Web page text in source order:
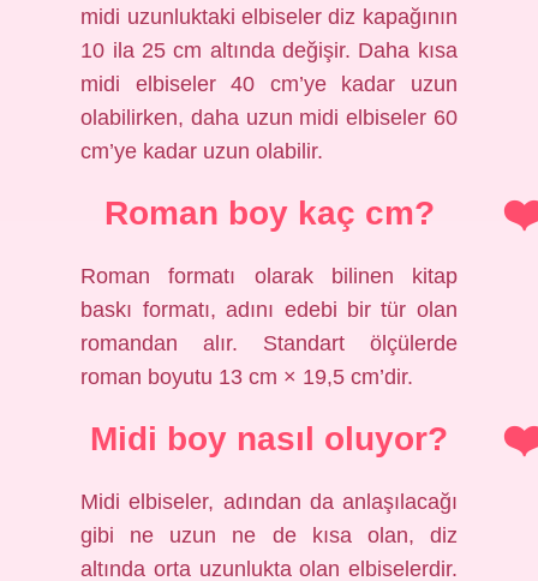
midi uzunluktaki elbiseler diz kapağının
10 ila 25 cm altında değişir. Daha kısa
midi elbiseler 40 cm’ye kadar uzun
olabilirken, daha uzun midi elbiseler 60
cm’ye kadar uzun olabilir.
Roman boy kaç cm?
Roman formatı olarak bilinen kitap
baskı formatı, adını edebi bir tür olan
romandan alır. Standart ölçülerde
roman boyutu 13 cm × 19,5 cm’dir.
Midi boy nasıl oluyor?
Midi elbiseler, adından da anlaşılacağı
gibi ne uzun ne de kısa olan, diz
altında orta uzunlukta olan elbiselerdir.